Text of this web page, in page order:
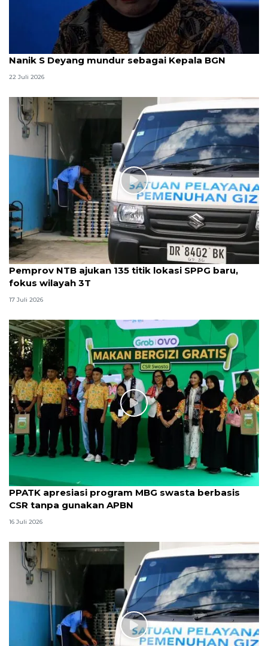
Nanik S Deyang mundur sebagai Kepala BGN
22 Juli 2026
Pemprov NTB ajukan 135 titik lokasi SPPG baru,
fokus wilayah 3T
17 Juli 2026
PPATK apresiasi program MBG swasta berbasis
CSR tanpa gunakan APBN
16 Juli 2026